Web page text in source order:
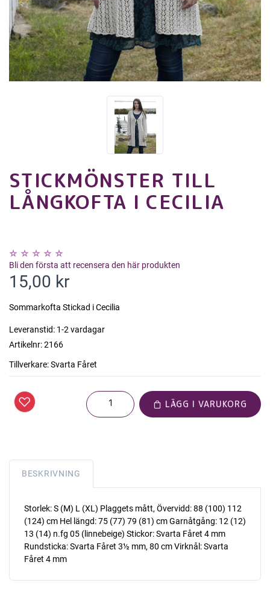
STICKMÖNSTER TILL
LÅNGKOFTA I CECILIA
Bli den första att recensera den här produkten
15,00 kr
Sommarkofta Stickad i Cecilia
Leveranstid: 1-2 vardagar
Artikelnr:2166
Tillverkare:Svarta Fåret
LÄGG I VARUKORG
BESKRIVNING
Storlek: S (M) L (XL) Plaggets mått, Övervidd: 88 (100) 112
(124) cm Hel längd: 75 (77) 79 (81) cm Garnåtgång: 12 (12)
13 (14) n.fg 05 (linnebeige) Stickor: Svarta Fåret 4 mm
Rundsticka: Svarta Fåret 3½ mm, 80 cm Virknål: Svarta
Fåret 4 mm